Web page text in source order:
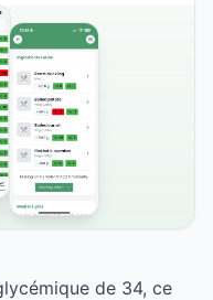
de 34, ce